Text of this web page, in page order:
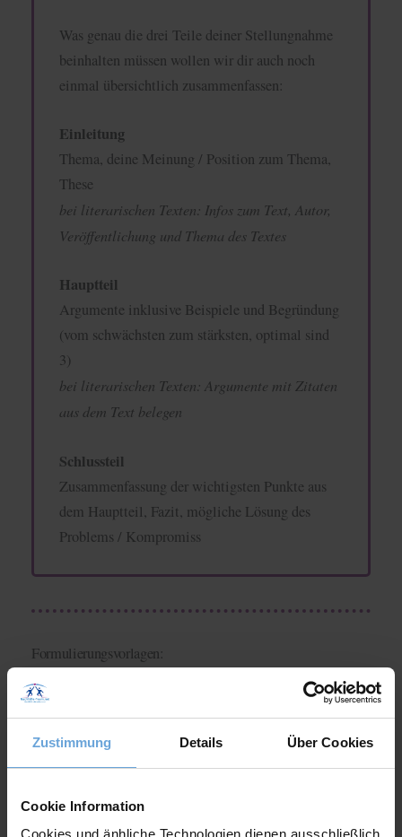
Zustimmung Details Über Cookies
Cookie Information
Cookies und änhliche Technologien dienen ausschließlich
Was genau die drei Teile deiner Stellungnahme
beinhalten müssen wollen wir dir auch noch
einmal übersichtlich zusammenfassen:
Einleitung
Thema, deine Meinung / Position zum Thema,
These
bei literarischen Texten: Infos zum Text, Autor,
Veröffentlichung und Thema des Textes
Hauptteil
Argumente inklusive Beispiele und Begründung
(vom schwächsten zum stärksten, optimal sind
3)
bei literarischen Texten: Argumente mit Zitaten
aus dem Text belegen
Schlussteil
Zusammenfassung der wichtigsten Punkte aus
dem Hauptteil, Fazit, mögliche Lösung des
Problems / Kompromiss
Formulierungsvorlagen:
Zum Abschluss haben wir nun noch ein paar
Formulierungshilfen
in deiner